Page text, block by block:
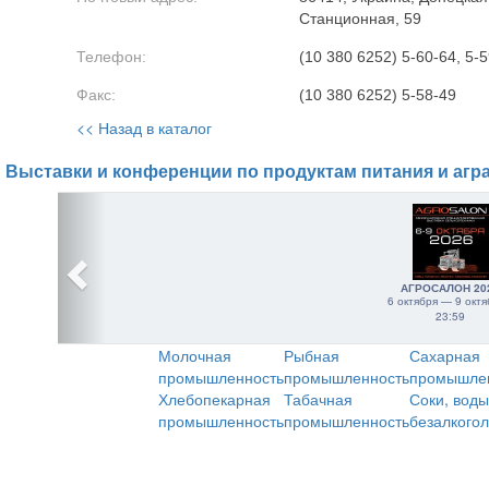
Станционная, 59
Телефон: (10 380 6252) 5-60-64, 5-
Факс: (10 380 6252) 5-58-49
<< Назад в каталог
Выставки и конференции по продуктам питания и
АГРОСАЛОН
6 октября — 9
23:59
Молочная
промышленность
Рыбная
промышленность
Сахарная
Хлебопекарная
промышленность
Табачная
промышленность
Соки,